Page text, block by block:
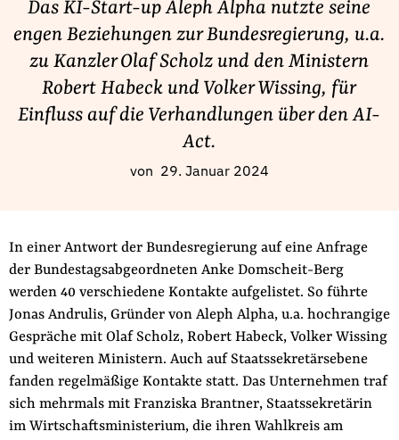
Macht der Digitalkonzerne
Spenden & Fördern
Fördermitglied werden
Testamentsspende
Presse
Newsletter
Appelle unterzeichnen
Kontakt
Impressum
Das KI-Start-up Aleph Alpha nutzte seine
engen Beziehungen zur Bundesregierung, u.a.
zu Kanzler Olaf Scholz und den Ministern
Robert Habeck und Volker Wissing, für
Einfluss auf die Verhandlungen über den AI-
Act.
von 29. Januar 2024
In einer Antwort der Bundesregierung auf eine Anfrage
der Bundestagsabgeordneten Anke Domscheit-Berg
werden 40 verschiedene Kontakte aufgelistet. So führte
Jonas Andrulis, Gründer von Aleph Alpha, u.a. hochrangige
Gespräche mit Olaf Scholz, Robert Habeck, Volker Wissing
und weiteren Ministern. Auch auf Staatssekretärsebene
fanden regelmäßige Kontakte statt. Das Unternehmen traf
sich mehrmals mit Franziska Brantner, Staatssekretärin
im Wirtschaftsministerium, die ihren Wahlkreis am